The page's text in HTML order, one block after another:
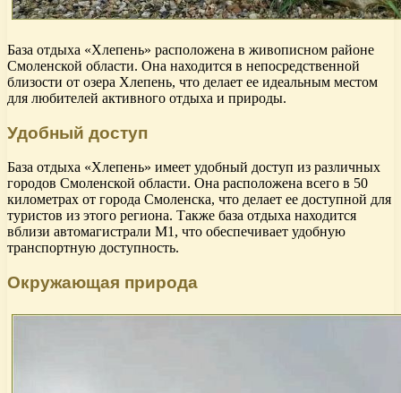
База отдыха «Хлепень» расположена в живописном районе
Смоленской области. Она находится в непосредственной
близости от озера Хлепень, что делает ее идеальным местом
для любителей активного отдыха и природы.
Удобный доступ
База отдыха «Хлепень» имеет удобный доступ из различных
городов Смоленской области. Она расположена всего в 50
километрах от города Смоленска, что делает ее доступной для
туристов из этого региона. Также база отдыха находится
вблизи автомагистрали М1, что обеспечивает удобную
транспортную доступность.
Окружающая природа